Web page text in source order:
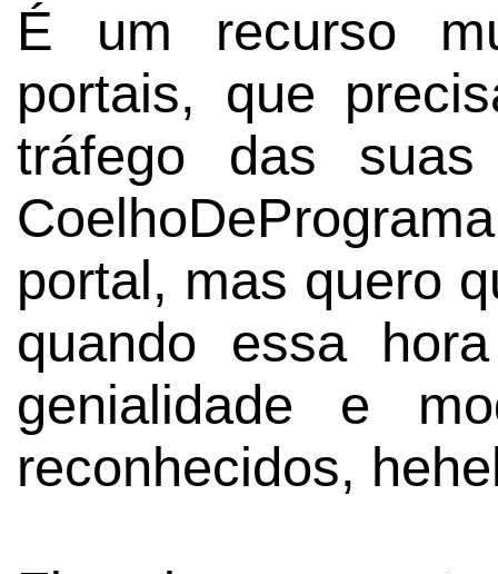
É um recurso
portais, que
tráfego das
portal, mas quero
quando essa
genialidade e
reconhecidos,